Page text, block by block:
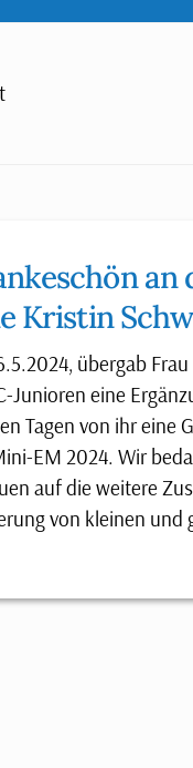
Kristin
übergab
Junioren eine
Tagen von ihr eine
EM 2024. Wir
auf die weitere
von kleinen und